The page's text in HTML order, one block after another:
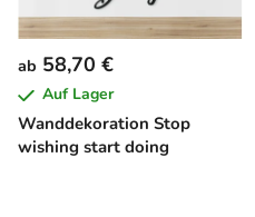
Wanddekoration Stop
wishing start doing
ab 58,70 €
Auf Lager